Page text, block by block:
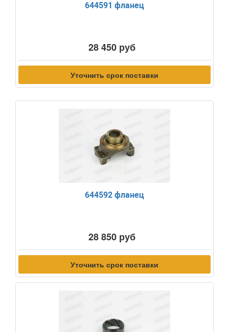
644591 фланец
28 450 руб
Уточнить срок поставки
644592 фланец
28 850 руб
Уточнить срок поставки